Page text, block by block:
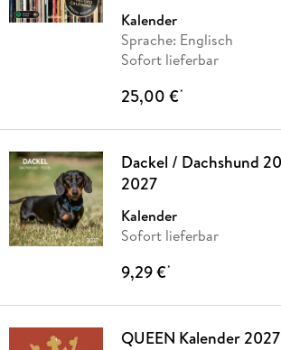
Kalender
Sprache: Englisch
Sofort lieferbar
25,00 €*
Dackel / Dachshund
2027
Kalender
Sofort lieferbar
9,29 €*
QUEEN Kalender